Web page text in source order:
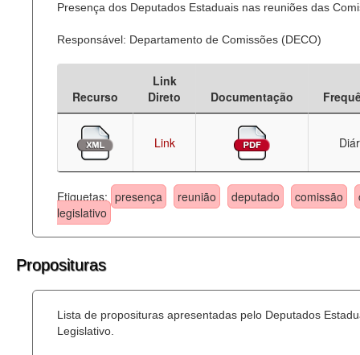
Presença dos Deputados Estaduais nas reuniões das
Responsável: Departamento de Comissões (DECO)
Recurso
Link
Direto
Documentação
Link
Etiquetas: presença reunião deputado comissão
legislativo
Proposituras
Lista de proposituras apresentadas pelo Deputados
Legislativo.